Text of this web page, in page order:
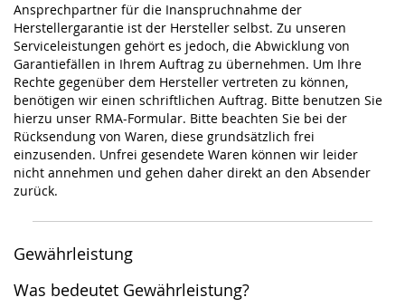
Ansprechpartner für die Inanspruchnahme der
Herstellergarantie ist der Hersteller selbst. Zu unseren
Serviceleistungen gehört es jedoch, die Abwicklung von
Garantiefällen in Ihrem Auftrag zu übernehmen. Um Ihre
Rechte gegenüber dem Hersteller vertreten zu können,
benötigen wir einen schriftlichen Auftrag. Bitte benutzen Sie
hierzu unser RMA-Formular. Bitte beachten Sie bei der
Rücksendung von Waren, diese grundsätzlich frei
einzusenden. Unfrei gesendete Waren können wir leider
nicht annehmen und gehen daher direkt an den Absender
zurück.
Gewährleistung
Was bedeutet Gewährleistung?